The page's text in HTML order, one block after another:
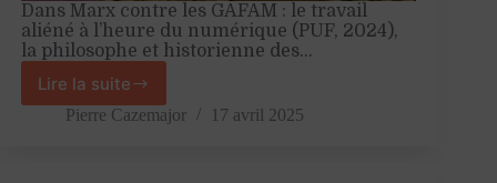
Dans Marx contre les GAFAM : le travail
aliéné à l’heure du numérique (PUF, 2024),
la philosophe et historienne des…
Lire la suite
«
Le
Pierre Cazemajor 17 avril 2025